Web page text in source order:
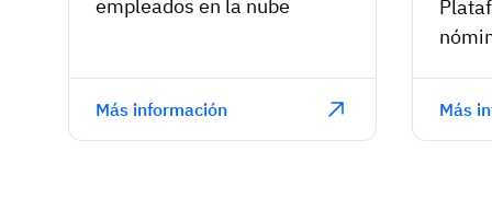
empleados en la nube
Más información Más